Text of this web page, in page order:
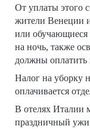
От уплаты этого
жители Венеции
или обучающиеся
на ночь, также
должны оплатить
Налог на уборку
оплачивается
В отелях Италии
праздничный